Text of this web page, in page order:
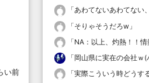
い前
「あわてないあわてない
「そりゃそうだろw 」
「NA：以上、灼熱！！
「岡山県に実在の会社ｗ(
「実際こういう時どうす